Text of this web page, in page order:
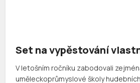
Set na vypěstování
V letošním ročníku zabodovali
uměleckoprůmyslové školy